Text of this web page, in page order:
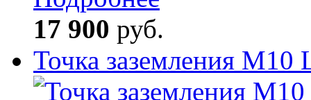
17 900 руб.
Точка заземления М10